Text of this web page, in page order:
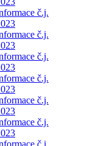
č.j.
č.j.
č.j.
č.j.
č.j.
č.j.
č.j.